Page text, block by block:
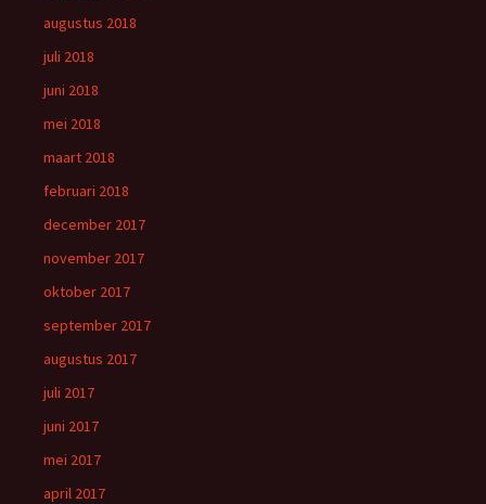
augustus 2018
juli 2018
juni 2018
mei 2018
maart 2018
februari 2018
december 2017
november 2017
oktober 2017
september 2017
augustus 2017
juli 2017
juni 2017
mei 2017
april 2017